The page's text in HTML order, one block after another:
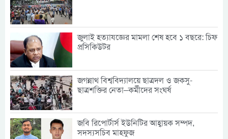
জুলাই হত্যাযজ্ঞের মামলা শেষ হবে ১ বছরে: চিফ
প্রসিকিউটর
জগন্নাথ বিশ্ববিদ্যালয়ে ছাত্রদল ও জকসু-
ছাত্রশক্তির নেতা–কর্মীদের সংঘর্ষ
জবি রিপোর্টার্স ইউনিটির আহ্বায়ক সম্পদ,
সদস্যসচিব মাহফুজ